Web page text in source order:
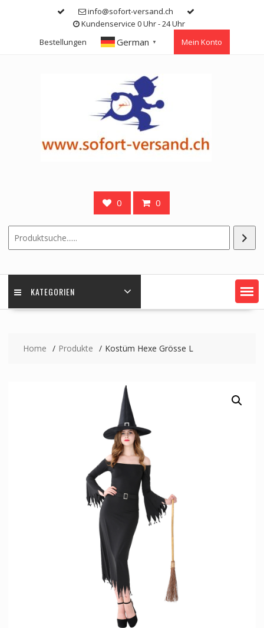
info@sofort-versand.ch
Kundenservice 0 Uhr - 24 Uhr
Bestellungen
German ▼ Mein Konto
0 0
KATEGORIEN
Home Produkte Kostüm Hexe Grösse L